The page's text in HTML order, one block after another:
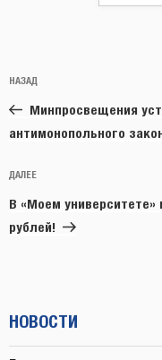
по
записям
Предыдущая
запись:
НАЗАД
Минпросвещения
антимонопольного
Следующая
запись
ДАЛЕЕ
В «Моем университете»
рублей!
НОВОСТИ